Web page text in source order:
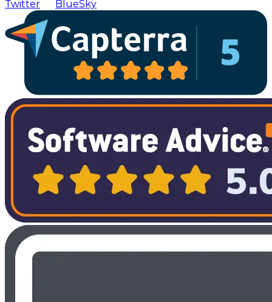
Twitter BlueSky